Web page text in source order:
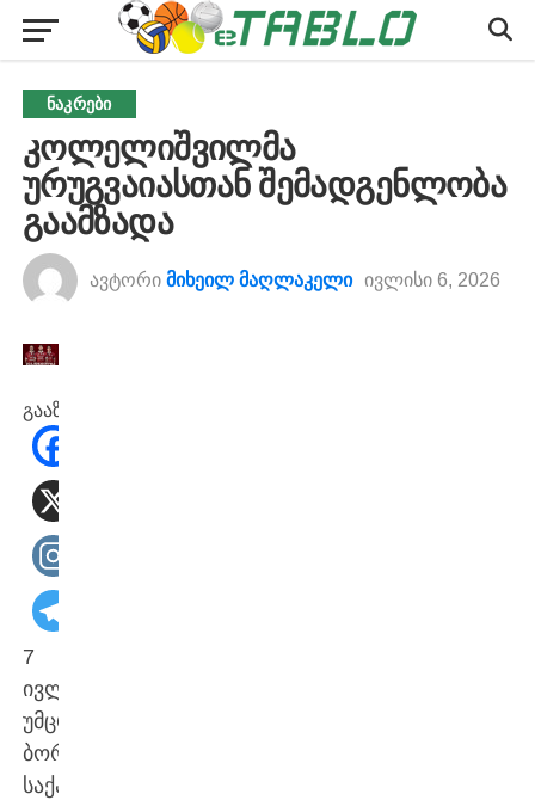
ᲜᲐᲙᲠᲔᲑᲘ
კოლელიშვილმა
ურუგვაიასთან შემადგენლობა
გაამზადა
ავტორი მიხეილ მაღლაკელი ივლისი 6, 2026
გააზიარეთ
7
ივლისს,
უმცროსი
ბორჯღალოსნები
საქართველოში